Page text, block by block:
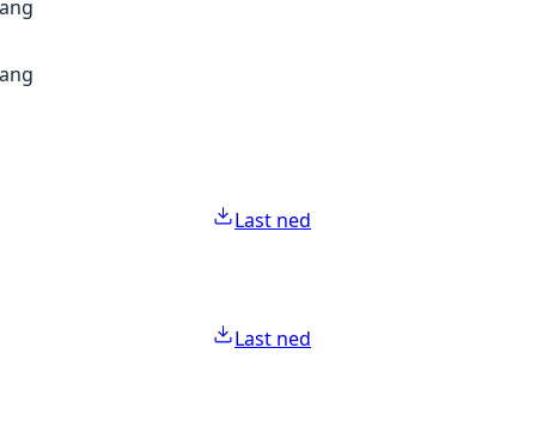
Last ned
Last ned